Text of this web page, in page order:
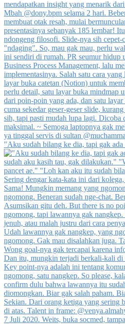
"Aku sudah bilang ke dia, tapi gak ada
7 Juli 2020. Weits, buka socmed,